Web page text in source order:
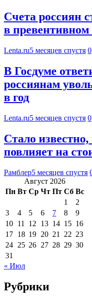
Счета россиян
в превентивном
Lenta.ru5 месяцев спустя 0
В Госдуме
россиянам
в год
Lenta.ru5 месяцев спустя 0
Стало
повлияет на
Рамблер5 месяцев спустя
Август 2026
Пн Вт Ср Чт Пт Сб Вс
1
2
3
4 5 6 7 8
9
10 11 12 13 14 15 16
17 18 19 20 21 22 23
24 25 26 27 28 29 30
31
« Июл
Рубрики